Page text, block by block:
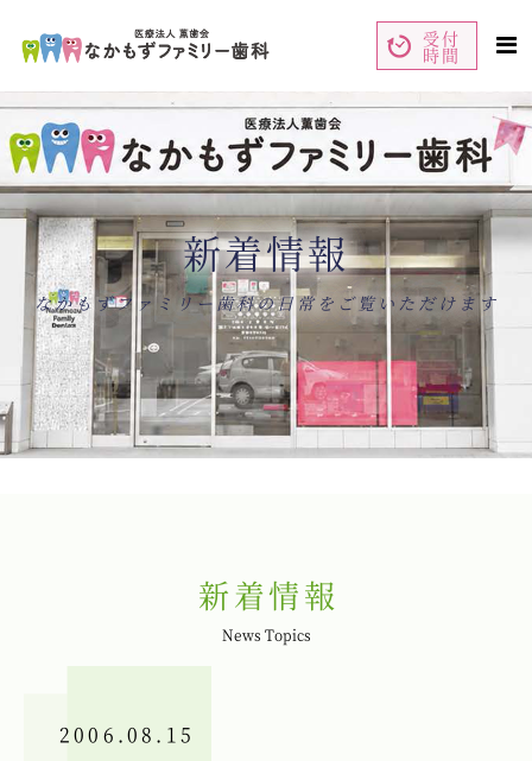
ペ
ー
先
頭
で
コ
ン
テ
ン
受付
時間
コ
ン
ツ
エ
リ
で
す
新着情報
なかもずファミリー歯科の日常をご覧いただけます
新着情報
News Topics
2006.08.15